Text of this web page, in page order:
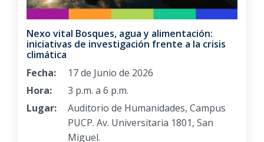
Nexo vital Bosques, agua y alimentación:
iniciativas de investigación frente a la crisis
climática
Fecha:
17 de Junio de 2026
Hora:
3 p.m. a 6 p.m.
Lugar:
Auditorio de Humanidades, Campus
PUCP. Av. Universitaria 1801, San
Miguel.